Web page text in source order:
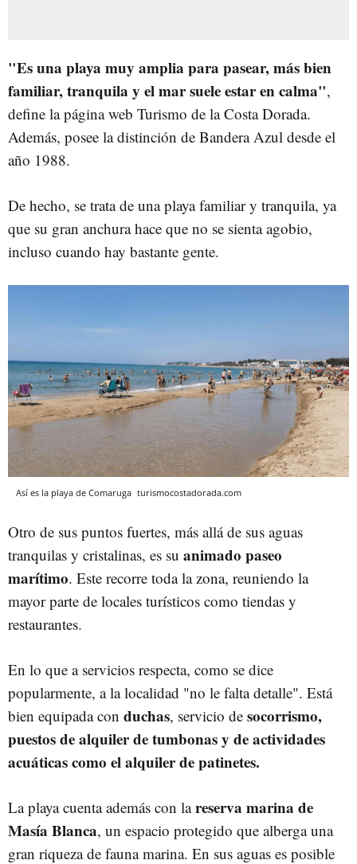
"Es una playa muy amplia para pasear, más bien
familiar, tranquila y el mar suele estar en calma",
define la página web Turismo de la Costa Dorada.
Además, posee la distinción de Bandera Azul desde el
año 1988.
De hecho, se trata de una playa familiar y tranquila, ya
que su gran anchura hace que no se sienta agobio,
incluso cuando hay bastante gente.
Así es la playa de Comaruga turismocostadorada.com
Otro de sus puntos fuertes, más allá de sus aguas
tranquilas y cristalinas, es su animado paseo
marítimo. Este recorre toda la zona, reuniendo la
mayor parte de locales turísticos como tiendas y
restaurantes.
En lo que a servicios respecta, como se dice
popularmente, a la localidad "no le falta detalle". Está
bien equipada con duchas, servicio de socorrismo,
puestos de alquiler de tumbonas y de actividades
acuáticas como el alquiler de patinetes.
La playa cuenta además con lareserva marina de
Masía Blanca, un espacio protegido que alberga una
gran riqueza de fauna marina. En sus aguas es posible